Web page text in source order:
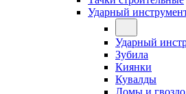
Ударный
Ударный
Зубила
Киянки
Кувалды
Ломы и